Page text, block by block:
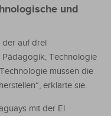
und
der auf drei
Technologie
müssen die
erklärte sie.
mit der El